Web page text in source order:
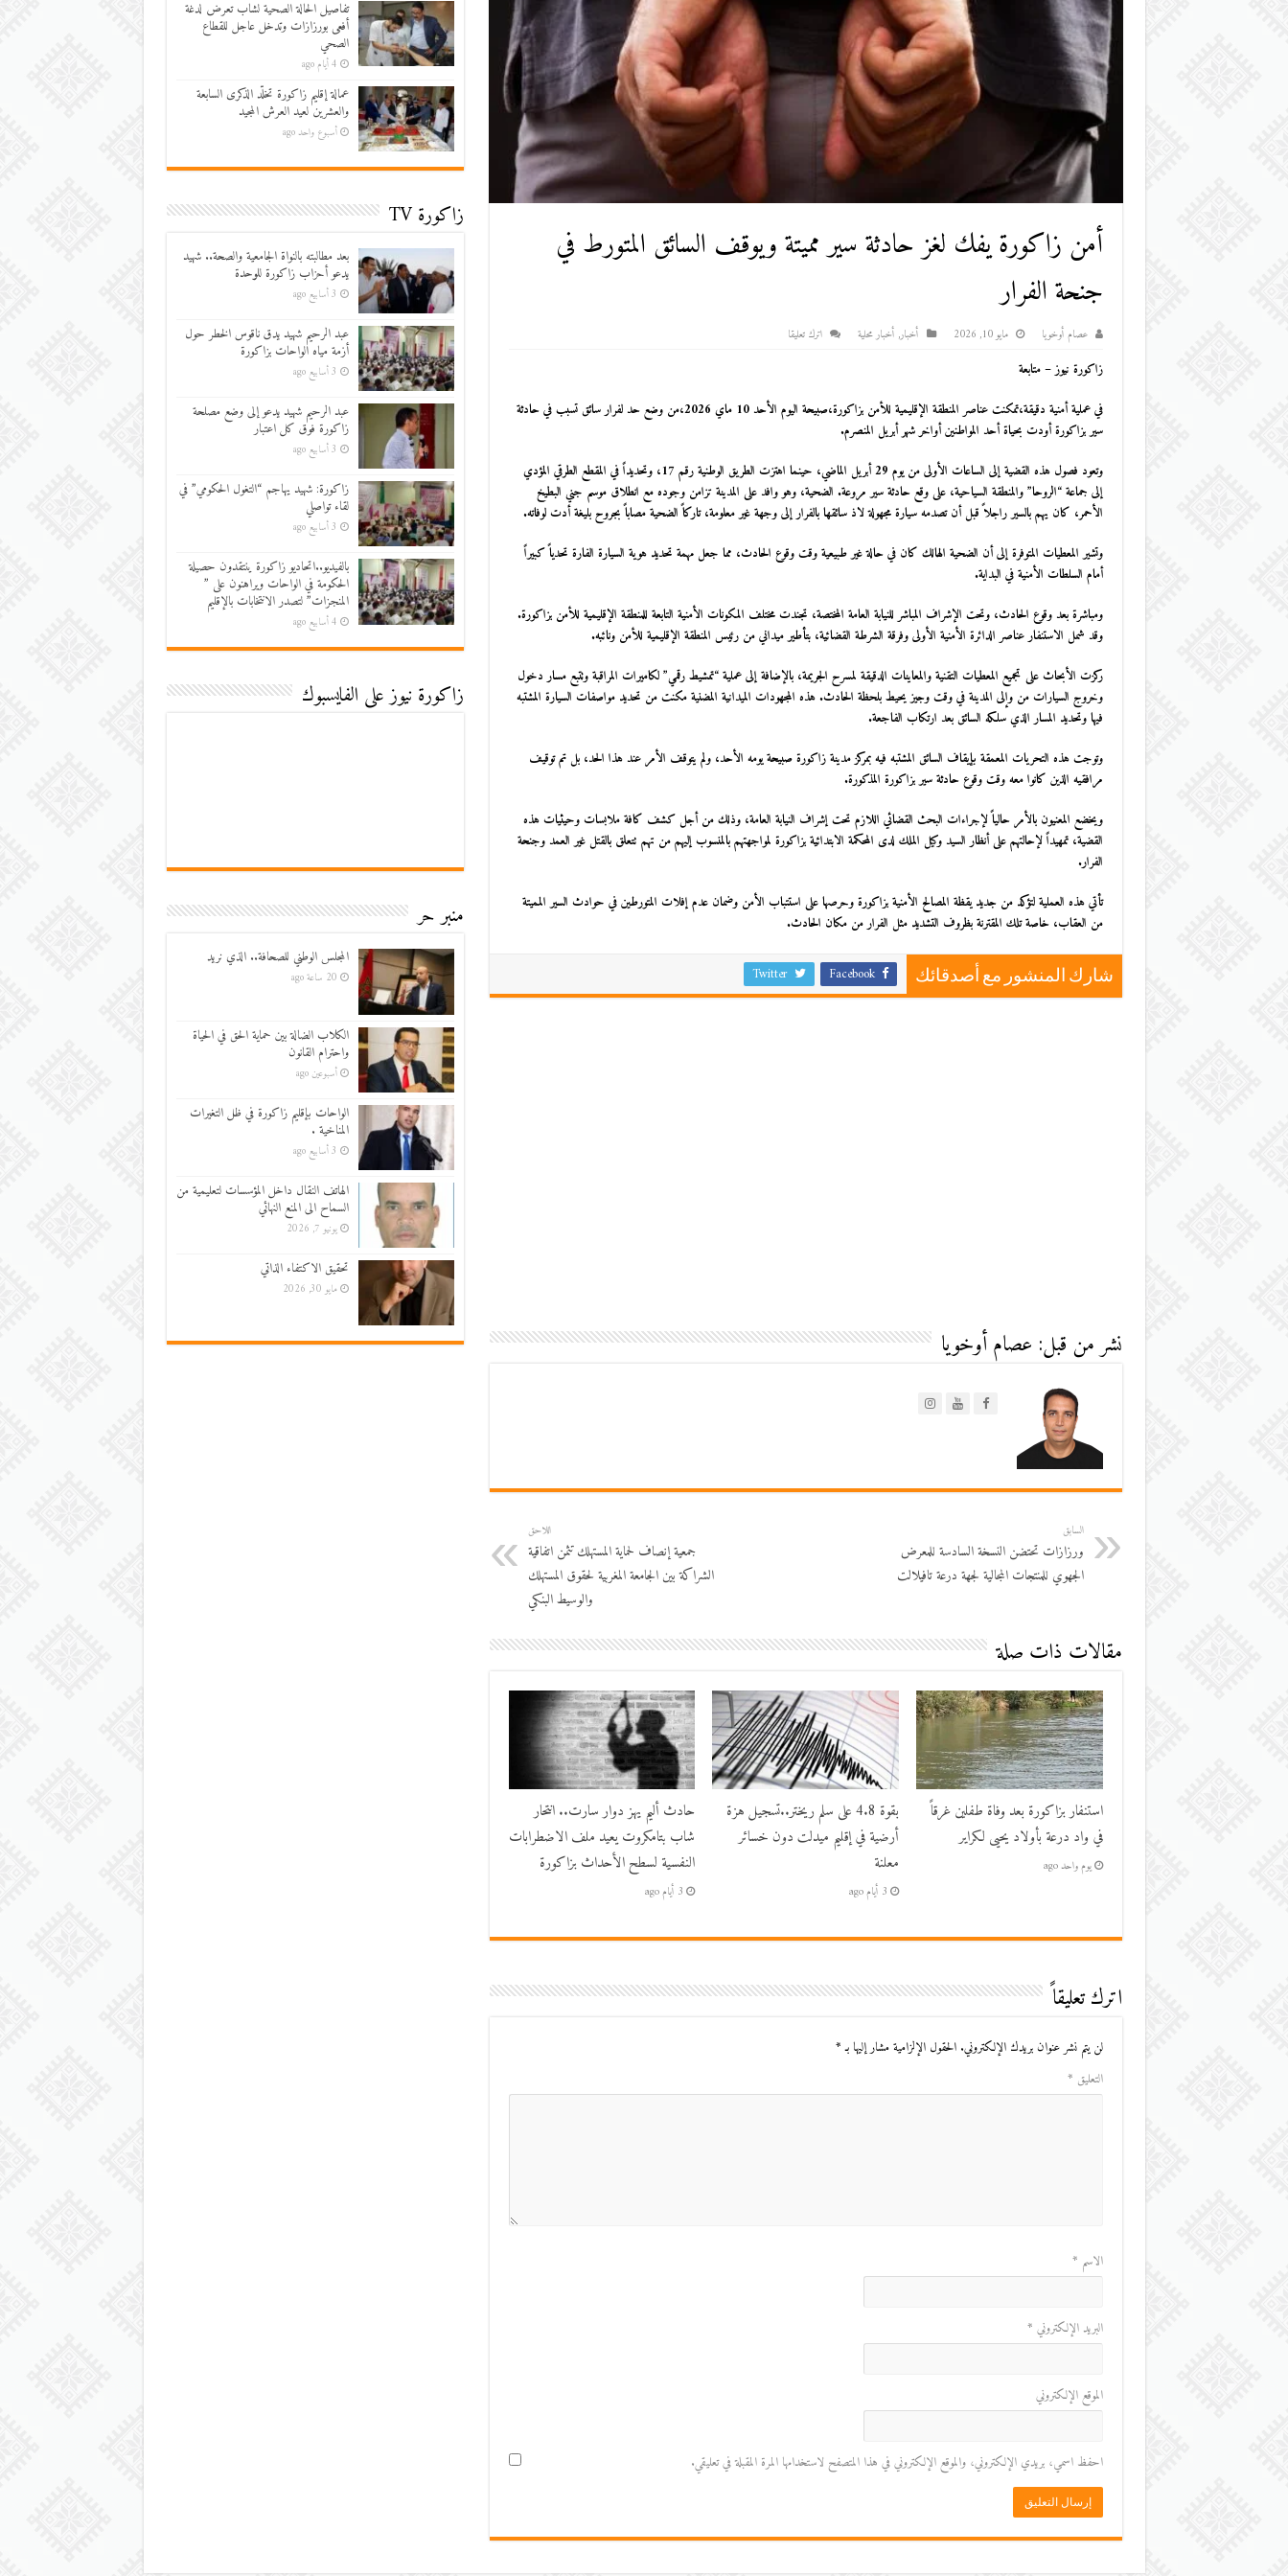
أمن زاكورة يفك لغز حادثة سير مميتة ويوقف السائق المتورط في
جنحة الفرار
عصام أوخويا مايو 10, 2026 أخبار, أخبار محلية اترك تعليقا
زاكورة نيوز – متابعة
في عملية أمنية دقيقة،تمكنت عناصر المنطقة الإقليمية للأمن بزاكورة،صبيحة اليوم الأحد 10 ماي 2026،من وضع حد لفرار سائق تسبب في
حادثة
سير بزاكورةأودت بحياة أحد المواطنين أواخر شهر أبريل المنصرم.
وتعود فصول هذه القضية إلى الساعات الأولى من يوم 29 أبريل الماضي، حينما اهتزت الطريق الوطنية رقم 17، وتحديداً في المقطع الطرقي المؤدي
إلى جماعة “الروحا” والمنطقة السياحية، على وقع حادثة سير مروعة. الضحية، وهو وافد على المدينة تزامن وجوده مع انطلاق موسم جني البطيخ
الأحمر، كان يهم بالسير راجلاً قبل أن تصدمه سيارة مجهولة لاذ سائقها بالفرار إلى وجهة غير معلومة، تاركاً الضحية مصاباً بجروح بليغة أدت لوفاته.
وتشير المعطيات المتوفرة إلى أن الضحية الهالك كان في حالة غير طبيعية وقت وقوع الحادث، مما جعل مهمة تحديد هوية السيارة الفارة تحدياً كبيراً
أمام السلطات الأمنية في البداية.
ومباشرة بعد وقوع الحادث، وتحت الإشراف المباشر للنيابة العامة المختصة، تجندت مختلف المكونات الأمنية التابعة للمنطقة الإقليمية للأمن بزاكورة.
وقد شمل الاستنفار عناصر الدائرة الأمنية الأولى وفرقة الشرطة القضائية، بتأطير ميداني من رئيس المنطقة الإقليمية للأمن ونائبه.
ركزت الأبحاث على تجميع المعطيات التقنية والمعاينات الدقيقة لمسرح الجريمة، بالإضافة إلى عملية “تمشيط رقمي” لكاميرات المراقبة وتتبع مسار دخول
وخروج السيارات من وإلى المدينة في وقت وجيز يحيط بلحظة الحادث. هذه المجهودات الميدانية المضنية مكنت من تحديد مواصفات السيارة المشتبه
فيها وتحديد المسار الذي سلكه السائق بعد ارتكاب الفاجعة.
وتوجت هذه التحريات المعمقة بإيقاف السائق المشتبه فيه بمركز مدينة زاكورة صبيحة يومه الأحد، ولم يتوقف الأمر عند هذا الحد، بل تم توقيف
مرافقيه الذين كانوا معه وقت وقوعحادثة سير بزاكورة المذكورة.
ويخضع المعنيون بالأمر حالياً لإجراءات البحث القضائي اللازم تحت إشراف النيابة العامة، وذلك من أجل كشف كافة ملابسات وحيثيات هذه
القضية، تمهيداً لإحالتهم على أنظار السيد وكيل الملك لدى المحكمة الابتدائية بزاكورة لمواجهتهم بالمنسوب إليهم من تهم تتعلق بالقتل غير العمد وجنحة
الفرار.
تأتي هذه العملية لتؤكد من جديد يقظة المصالح الأمنية بزاكورة وحرصها على استتباب الأمن وضمان عدم إفلات المتورطين في حوادث السير المميتة
من العقاب، خاصة تلك المقترنة بظروف التشديد مثل الفرار من مكان الحادث.
شارك المنشور مع أصدقائك Facebook
Twitter
نشر من قبل: عصام أوخويا
السابق
ورزازات تحتضن النسخة السادسة للمعرض
الجهوي للمنتجات المجالية لجهة درعة تافيلالت
اللاحق
جمعية إنصاف لحماية المستهلك تثمن اتفاقية
الشراكة بين الجامعة المغربية لحقوق المستهلك
والوسيط البنكي
مقالات ذات صلة
استنفار بزاكورة بعد وفاة طفلين غرقاً
في واد درعة بأولاد يحيى لكراير
يوم واحد ago
بقوة 4.8 على سلم ريختر..تسجيل هزة
أرضية في إقليم ميدلت دون خسائر
معلنة
3 أيام ago
حادث أليم يهز دوار سارت.. انتحار
شاب بتامكروت يعيد ملف الاضطرابات
النفسية لسطح الأحداث بزاكورة
3 أيام ago
اترك تعليقاً
لن يتم نشر عنوان بريدك الإلكتروني. الحقول الإلزامية مشار إليها بـ*
التعليق *
الاسم *
البريد الإلكتروني *
الموقع الإلكتروني
احفظ اسمي، بريدي الإلكتروني، والموقع الإلكتروني في هذا المتصفح لاستخدامها المرة المقبلة في تعليقي.
تفاصيل الحالة الصحية لشاب تعرض لدغة
أفعى بورزازات وتدخل عاجل للقطاع
الصحي
4 أيام ago
عمالة إقليم زاكورة تخلّد الذكرى السابعة
والعشرين لعيد العرش المجيد
أسبوع واحد ago
زاكورة TV
بعد مطالبته بالنواة الجامعية والصحة.. شهيد
يدعو أحزاب زاكورة للوحدة
3 أسابيع ago
عبد الرحيم شهيد يدق ناقوس الخطر حول
أزمة مياه الواحات بزاكورة
3 أسابيع ago
عبد الرحيم شهيد يدعو إلى وضع مصلحة
زاكورة فوق كل اعتبار
3 أسابيع ago
زاكورة: شهيد يهاجم “التغول الحكومي” في
لقاء تواصلي
3 أسابيع ago
بالفيديو..اتحاديو زاكورة ينتقدون حصيلة
الحكومة في الواحات ويراهنون على ”
المنجزات” لتصدر الانتخابات بالإقليم
4 أسابيع ago
زاكورة نيوز على الفايسبوك
منبر حر
المجلس الوطني للصحافة.. الذي نريد
20 ساعة ago
الكلاب الضالة بين حماية الحق في الحياة
واحترام القانون
أسبوعين ago
الواحات بإقليم زاكورة في ظل التغيرات
المناخية .
3 أسابيع ago
الهاتف النقال داخل المؤسسات لتعليمية من
السماح الى المنع النهائي
يونيو 7, 2026
تحقيق الاكتفاء الذاتي
مايو 30, 2026